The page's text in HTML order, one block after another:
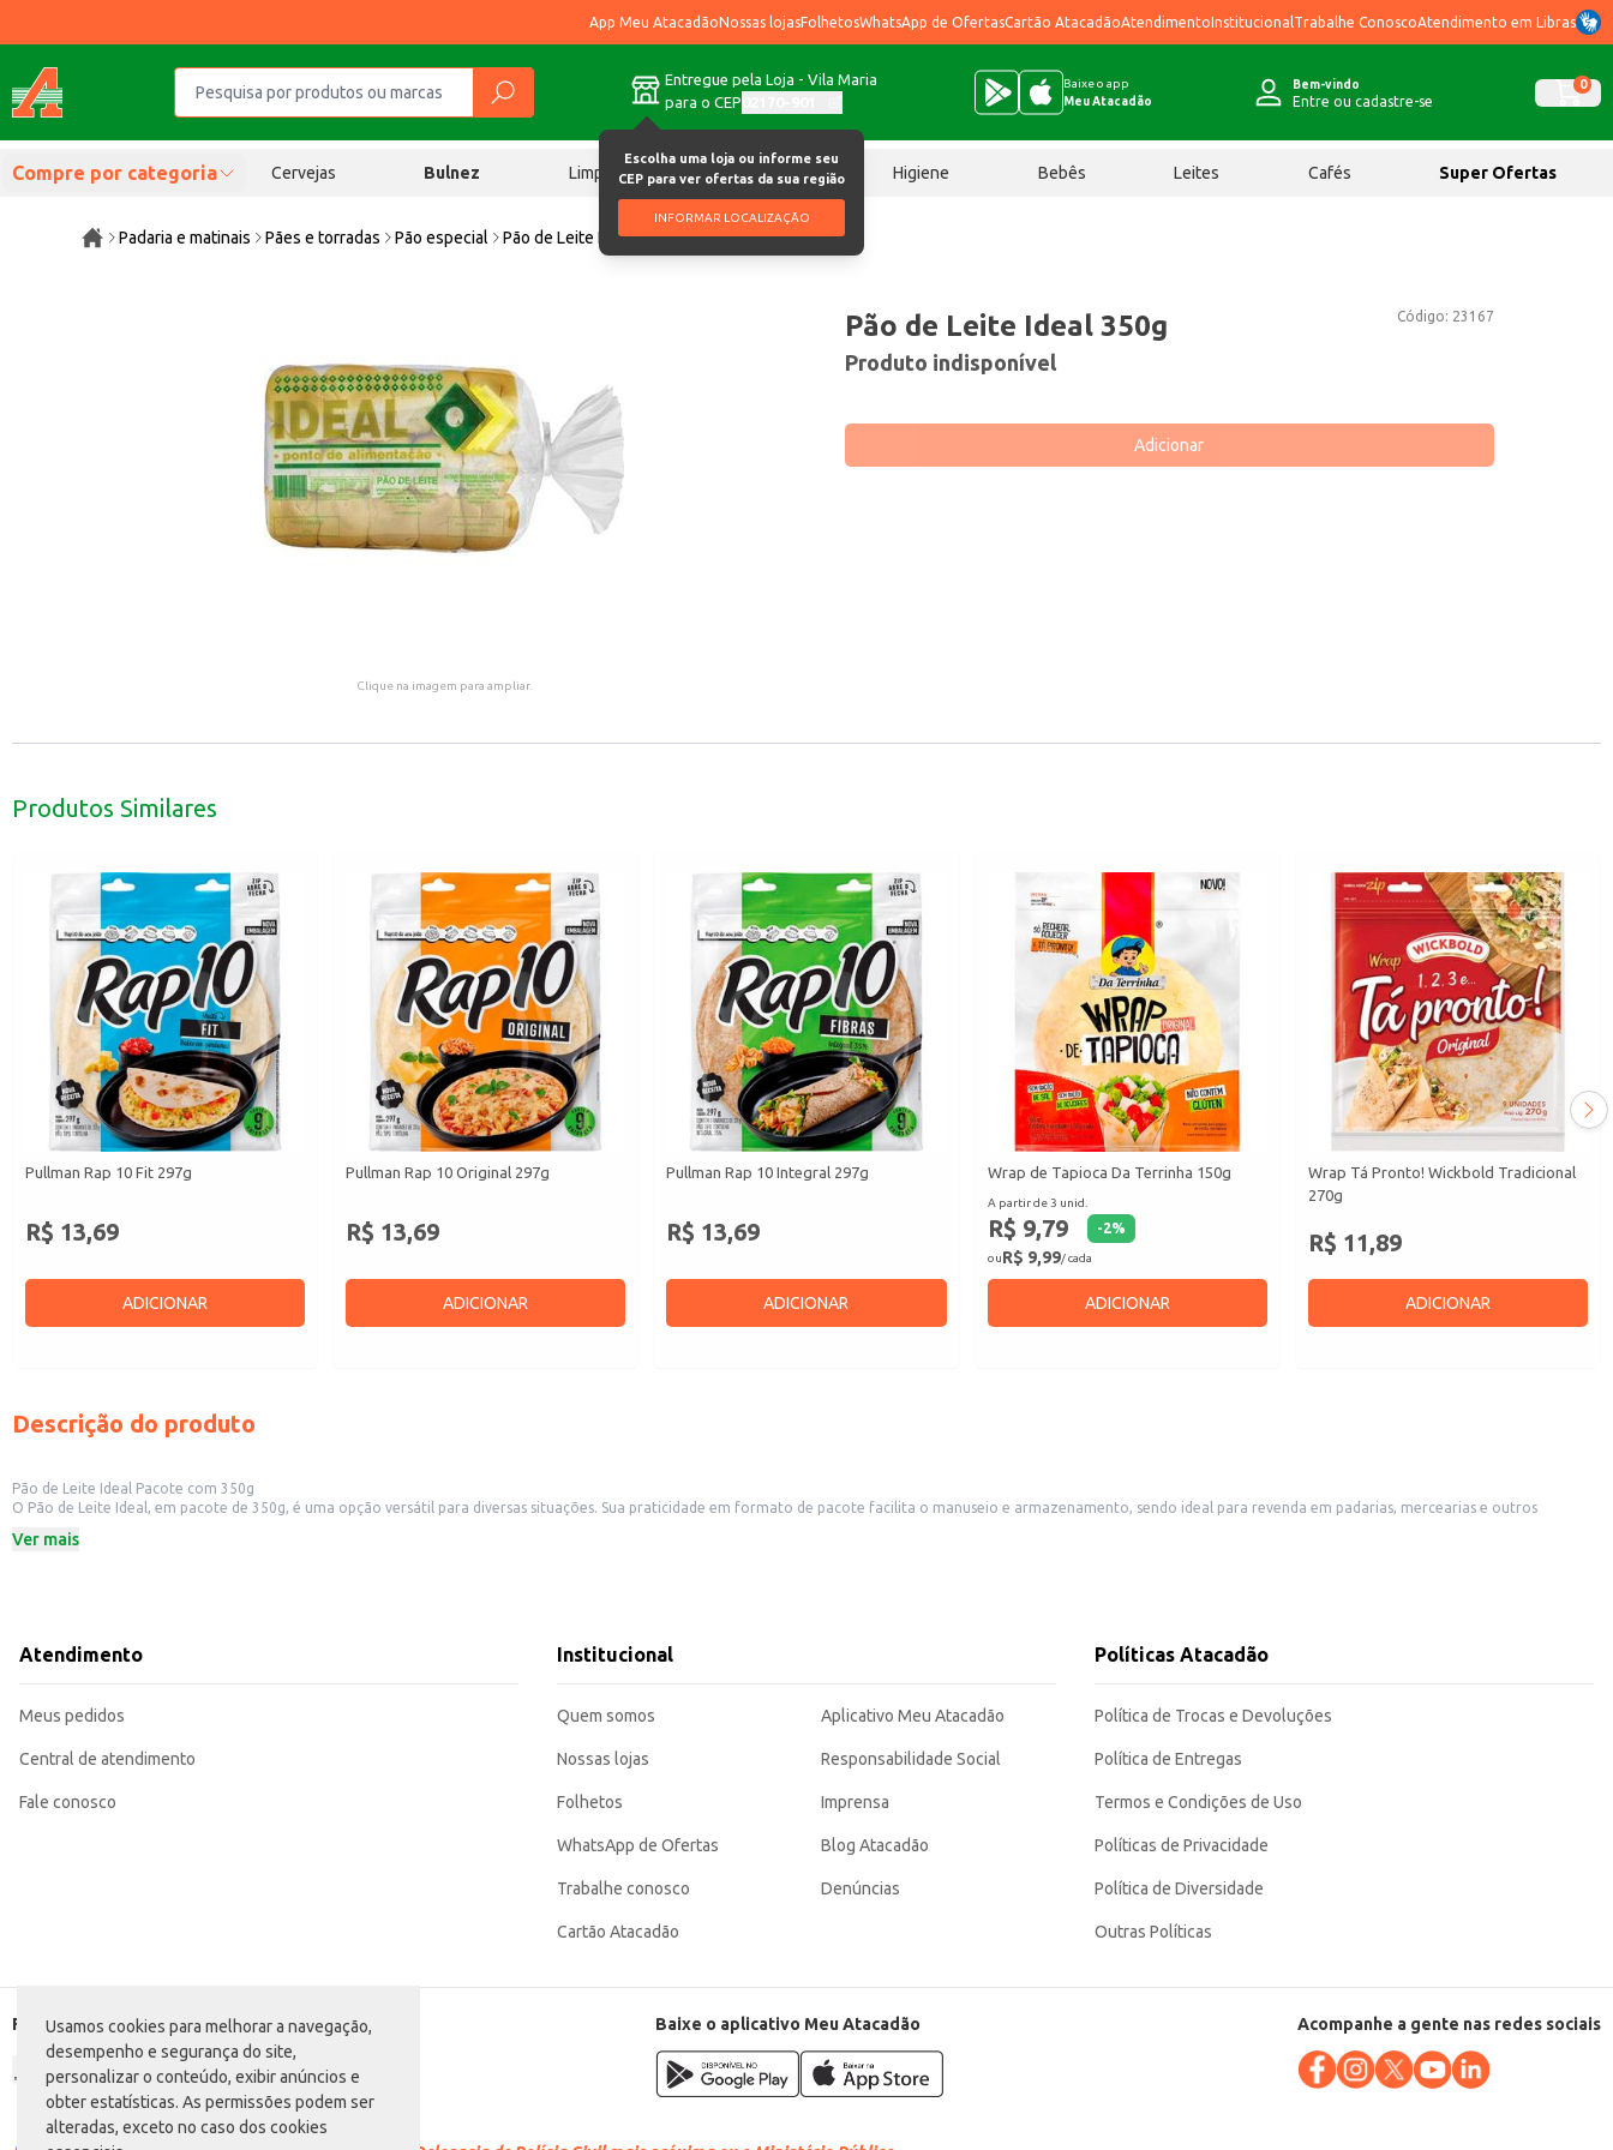
Usamos cookies para melhorar a navegação,
desempenho e segurança do site,
personalizar o conteúdo, exibir anúncios e
obter estatísticas. As permissões podem ser
alteradas, exceto no caso dos cookies
App Meu AtacadãoNossas lojasFolhetosWhatsApp de OfertasCartão AtacadãoAtendimentoInstitucional Trabalhe ConoscoAtendimento em Libras
Entregue pela Loja - Vila Maria
para o CEP
Escolha uma loja ou informe seu
CEP para ver ofertas da sua região
INFORMAR LOCALIZAÇÃO
Baixe o app
Meu Atacadão
Bem-vindo
Entre ou cadastre-se
0
Compre por categoria Cervejas Bulnez Limpeza Chocolates Higiene Bebês Leites Cafés Super Ofertas
Padaria e matinais Pães e torradas Pão especial Pão de Leite Ideal 350g
Clique na imagem para ampliar.
Código: 23167
Pão de Leite Ideal 350g
Produto indisponível
Adicionar
Produtos Similares
Pullman Rap 10 Fit 297g
R$ 13,69
ADICIONAR
Pullman Rap 10 Original 297g
R$ 13,69
ADICIONAR
Pullman Rap 10 Integral 297g
R$ 13,69
ADICIONAR
Wrap de Tapioca Da Terrinha 150g
A partir de 3 unid.
R$ 9,79 -2%
ouR$ 9,99/ cada
ADICIONAR
Wrap Tá Pronto! Wickbold Tradicional
270g
R$ 11,89
ADICIONAR
Descrição do produto
Pão de Leite Ideal Pacote com 350g
O Pão de Leite Ideal, em pacote de 350g, é uma opção versátil para diversas situações. Sua praticidade em formato de pacote facilita o manuseio e armazenamento, sendo ideal para revenda em padarias, mercearias e outros
Dicas de uso:
O Pão de Leite Ideal em pacote de 350g oferece praticidade e conveniência, sendo uma escolha eficiente para quem busca um produto de qualidade para revenda ou consumo próprio. Sua embalagem garante a conservação do
produto, mantendo suas características até o consumo.
Marca: Ideal
Categoria: Pão especial
EAN: 34692996
Ver mais
Atendimento
Meus pedidos
Central de atendimento
Fale conosco
Institucional
Quem somos
Nossas lojas
Folhetos
WhatsApp de Ofertas
Trabalhe conosco
Cartão Atacadão
Aplicativo Meu Atacadão
Responsabilidade Social
Imprensa
Blog Atacadão
Denúncias
Políticas Atacadão
Política de Trocas e Devoluções
Política de Entregas
Termos e Condições de Uso
Políticas de Privacidade
Política de Diversidade
Outras Políticas
Formas de pagamento Baixe o aplicativo Meu Atacadão Acompanhe a gente nas redes sociais